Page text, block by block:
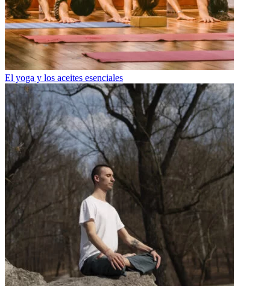
El yoga y los aceites esenciales